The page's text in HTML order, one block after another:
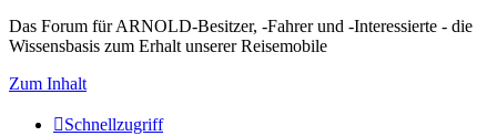
Das Forum für ARNOLD-Besitzer, -Fahrer und -Interessierte - die
Wissensbasis zum Erhalt unserer Reisemobile
Zum Inhalt
Schnellzugriff